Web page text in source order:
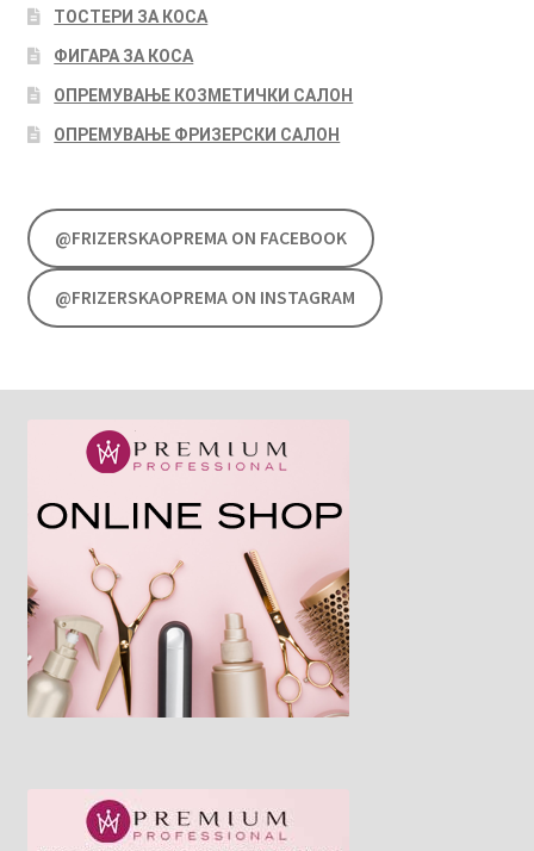
ТОСТЕРИ ЗА КОСА
ФИГАРА ЗА КОСА
ОПРЕМУВАЊЕ КОЗМЕТИЧКИ САЛОН
ОПРЕМУВАЊЕ ФРИЗЕРСКИ САЛОН
@FRIZERSKAOPREMA ON FACEBOOK
@FRIZERSKAOPREMA ON INSTAGRAM